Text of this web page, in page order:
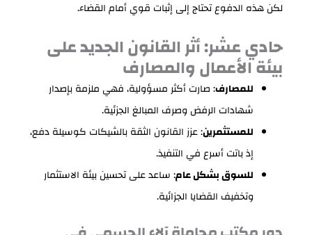
لكن هذه الدفوع تحتاج إلى إثبات قوي أمام القضاء.
حادي عشر: أثر القانون الجديد على
بيئة الأعمال والمصارف
للمصارف: صارت أكثر مسؤولية، فهي ملزمة بإصدار
شهادات الرفض وصرف المبالغ الجزئية.
للمستثمرين: عزز القانون الثقة بالشيكات كوسيلة دفع،
إذ باتت أسرع في التنفيذ.
للسوق بشكل عام: ساعد على تحسين بيئة الاستثمار
وتخفيف القضايا الجزائية.